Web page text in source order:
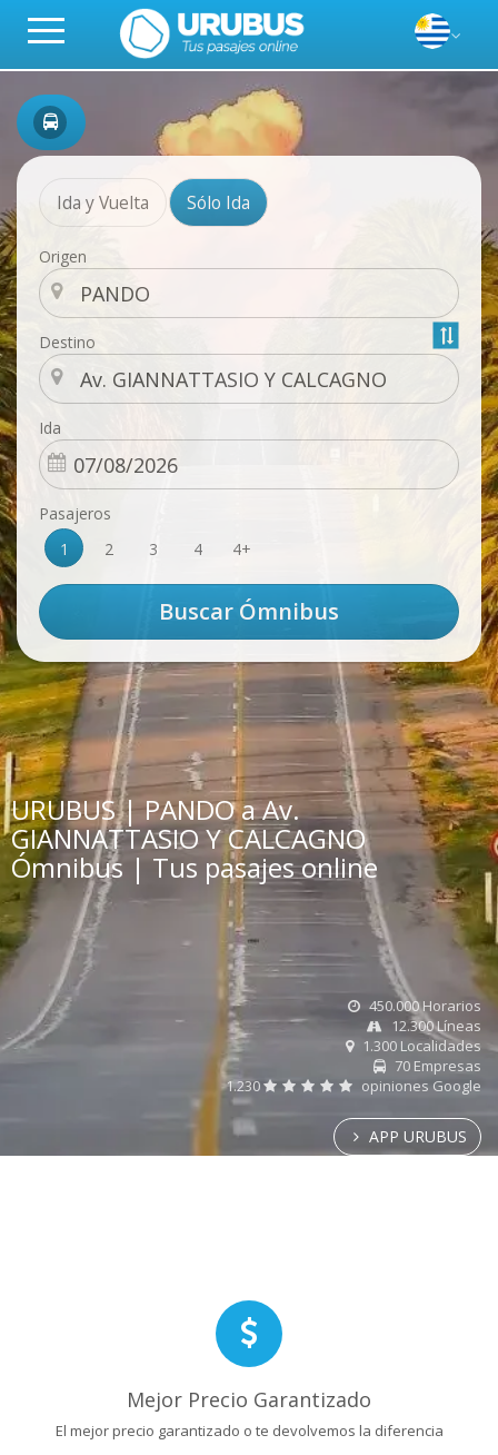
Ida y Vuelta Sólo Ida
Origen
Destino
Ida
Pasajeros
1
2 3 4 4+
URUBUS | PANDO a Av.
GIANNATTASIO Y CALCAGNO
Ómnibus | Tus pasajes online
450.000 Horarios
12.300 Líneas
1.300 Localidades
70 Empresas
1.230
opiniones Google
APP URUBUS
Mejor Precio Garantizado
El mejor precio garantizado o te devolvemos la diferencia